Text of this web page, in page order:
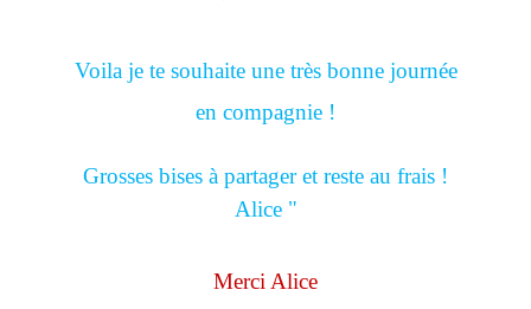
Voila je te souhaite une très bonne journée
en compagnie !
Grosses bises à partager et reste au frais !
Alice "
Merci Alice